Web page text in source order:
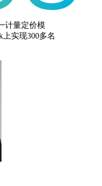
计量定价模
实现300多名